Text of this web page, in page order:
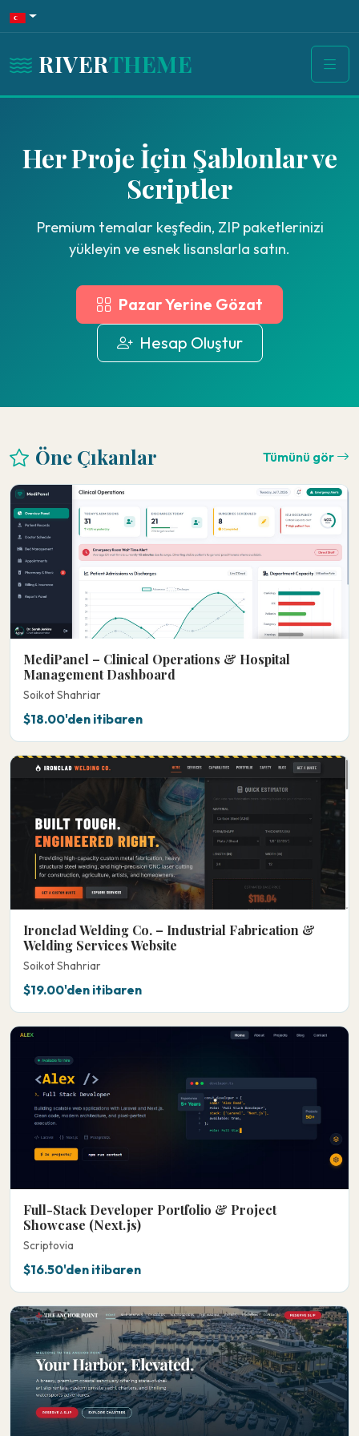
RIVERTHEME
Her Proje İçin Şablonlar ve
Scriptler
Premium temalar keşfedin, ZIP paketlerinizi
yükleyin ve esnek lisanslarla satın.
Pazar Yerine Gözat
Hesap Oluştur
Öne Çıkanlar Tümünü gör
MediPanel – Clinical Operations & Hospital
Management Dashboard
Soikot Shahriar
$18.00'den itibaren
Ironclad Welding Co. – Industrial Fabrication &
Welding Services Website
Soikot Shahriar
$19.00'den itibaren
Full-Stack Developer Portfolio & Project
Showcase (Next.js)
Scriptovia
$16.50'den itibaren